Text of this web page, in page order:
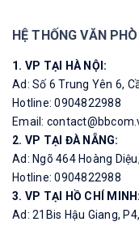
HỆ THỐNG VĂN
1. VP TẠI HÀ NỘI:
Ad: Số 6 Trung Yên 6,
Hotline: 0904822988
Email:
2. VP TẠI ĐÀ NẴNG:
Ad: Ngõ 464 Hoàng
Hotline: 0904822988
3. VP TẠI HỒ CHÍ MINH:
Ad: 21Bis Hậu Giang,